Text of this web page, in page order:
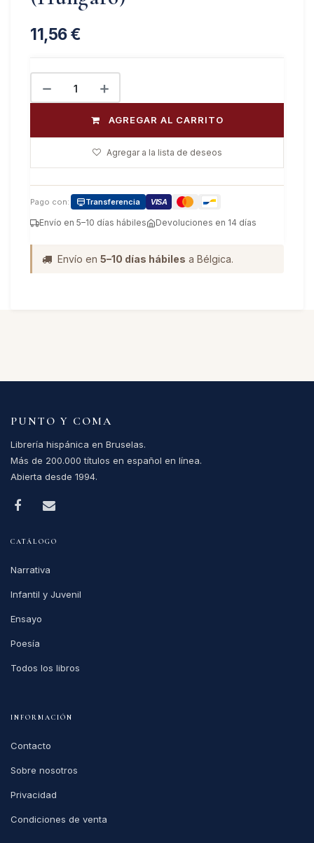
11,56€
AGREGAR AL CARRITO
Agregar a la lista de deseos
Pago con: Transferencia VISA
Envío en 5–10 días hábiles Devoluciones en 14 días
Envío en 5–10 días hábiles a Bélgica.
PUNTO Y COMA
Librería hispánica en Bruselas.
Más de 200.000 títulos en español en línea.
Abierta desde 1994.
CATÁLOGO
Narrativa
Infantil y Juvenil
Ensayo
Poesía
Todos los libros
INFORMACIÓN
Contacto
Sobre nosotros
Privacidad
Condiciones de venta